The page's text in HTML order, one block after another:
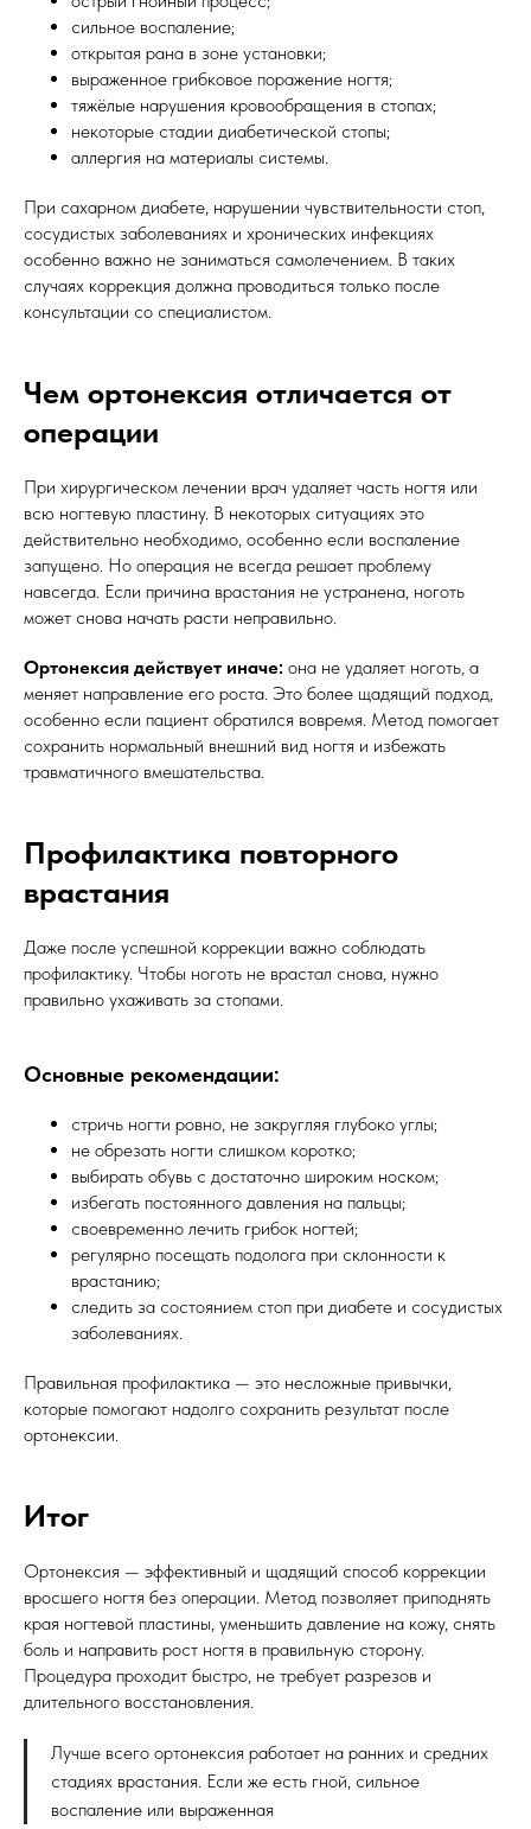
сильное воспаление;
открытая рана в зоне установки;
выраженное грибковое поражение ногтя;
тяжёлые нарушения кровообращения в стопах;
некоторые стадии диабетической стопы;
аллергия на материалы системы.
При сахарном диабете, нарушении чувствительности стоп,
сосудистых заболеваниях и хронических инфекциях
особенно важно не заниматься самолечением. В таких
случаях коррекция должна проводиться только после
консультации со специалистом.
Чем ортонексия отличается от
операции
При хирургическом лечении врач удаляет часть ногтя или
всю ногтевую пластину. В некоторых ситуациях это
действительно необходимо, особенно если воспаление
запущено. Но операция не всегда решает проблему
навсегда. Если причина врастания не устранена, ноготь
может снова начать расти неправильно.
Ортонексия действует иначе: она не удаляет ноготь, а
меняет направление его роста. Это более щадящий подход,
особенно если пациент обратился вовремя. Метод помогает
сохранить нормальный внешний вид ногтя и избежать
травматичного вмешательства.
Профилактика повторного
врастания
Даже после успешной коррекции важно соблюдать
профилактику. Чтобы ноготь не врастал снова, нужно
правильно ухаживать за стопами.
Основные рекомендации:
стричь ногти ровно, не закругляя глубоко углы;
не обрезать ногти слишком коротко;
выбирать обувь с достаточно широким носком;
избегать постоянного давления на пальцы;
своевременно лечить грибок ногтей;
регулярно посещать подолога при склонности к
врастанию;
следить за состоянием стоп при диабете и сосудистых
заболеваниях.
Правильная профилактика — это несложные привычки,
которые помогают надолго сохранить результат после
ортонексии.
Итог
Ортонексия — эффективный и щадящий способ коррекции
вросшего ногтя без операции. Метод позволяет приподнять
края ногтевой пластины, уменьшить давление на кожу, снять
боль и направить рост ногтя в правильную сторону.
Процедура проходит быстро, не требует разрезов и
длительного восстановления.
Лучше всего ортонексия работает на ранних и средних
стадиях врастания. Если же есть гной, сильное
воспаление или выраженная